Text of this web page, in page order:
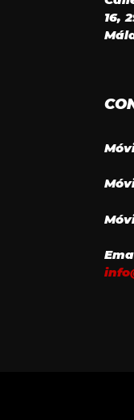
16,